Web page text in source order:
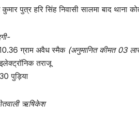
पुत्र हरि सिंह निवासी सालमा बाद थाना
ग्राम अवैध स्मैक (अनुमानित कीमत 03
तराजू
पुड़िया
ऋषिकेश